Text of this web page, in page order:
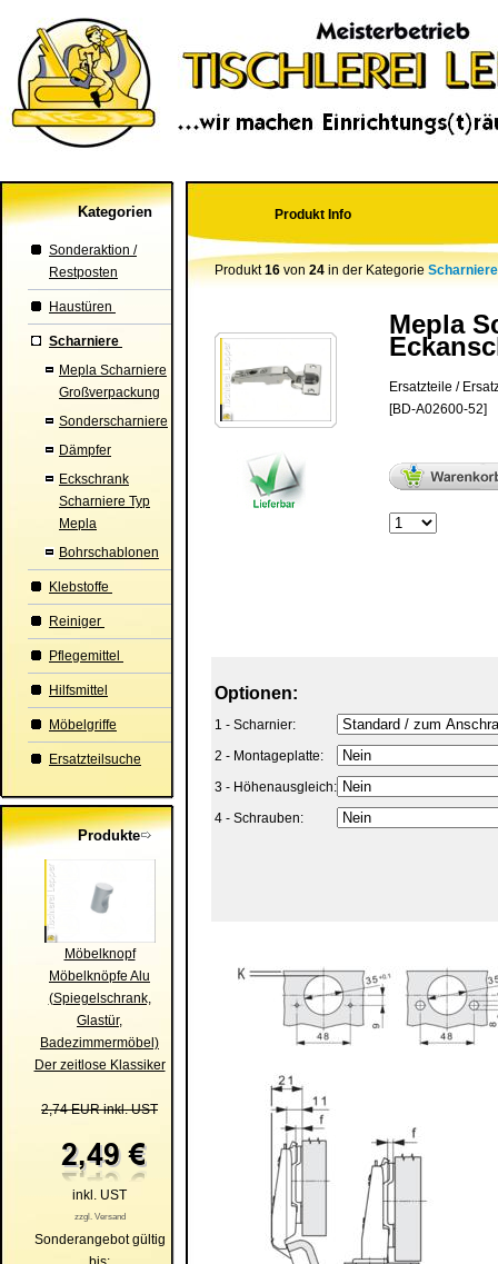
Kategorien
Sonderaktion /
Restposten
Haustüren
Scharniere
Mepla Scharniere
Großverpackung
Sonderscharniere
Dämpfer
Eckschrank
Scharniere Typ
Mepla
Bohrschablonen
Klebstoffe
Reiniger
Pflegemittel
Hilfsmittel
Möbelgriffe
Ersatzteilsuche
Produkte
Möbelknopf
Möbelknöpfe Alu
(Spiegelschrank,
Glastür,
Badezimmermöbel)
Der zeitlose Klassiker
2,74 EUR inkl. UST
inkl. UST
zzgl. Versand
Sonderangebot gültig
Produkt Info
Produkt16 von24in der KategorieScharniere
Mepla
Ersatzteile /
[BD-A02600-52]
Optionen:
1 - Scharnier:
2 - Montageplatte:
3 - Höhenausgleich:
4 - Schrauben: